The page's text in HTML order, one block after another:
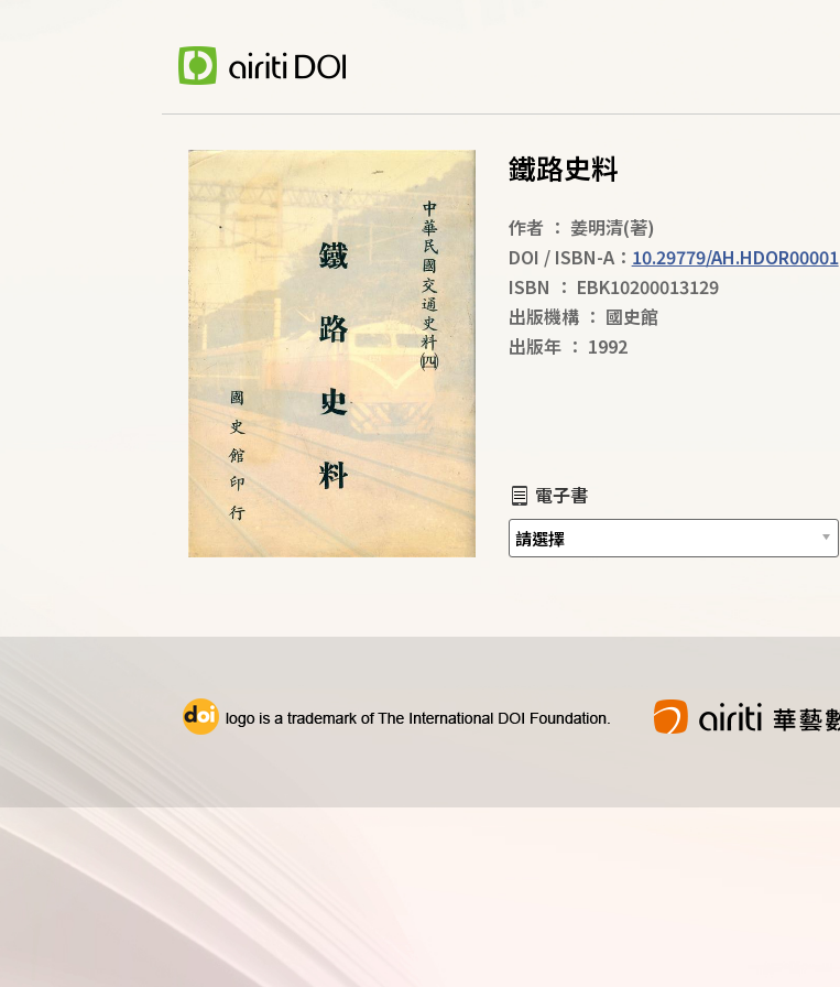
鐵路史料
作者 ： 姜明清(著)
DOI / ISBN-A： 10.29779/AH.HDOR00001
ISBN ： EBK10200013129
出版機構 ： 國史館
出版年 ： 1992
電子書